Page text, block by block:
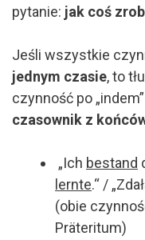
pytanie: jak coś
Jeśli wszystkie
jednym czasie, to
czynność po
czasownik z
„Ich bestand
lernte.“ /
(obie
Präteritum)